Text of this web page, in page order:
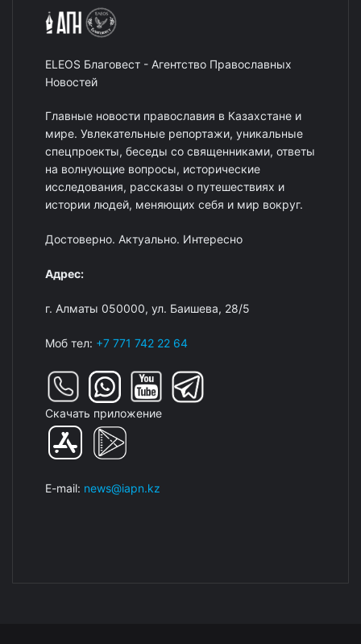
ELEOS Благовест - Агентство Православных
Новостей
Главные новости православия в Казахстане и
мире. Увлекательные репортажи, уникальные
спецпроекты, беседы со священниками, ответы
на волнующие вопросы, исторические
исследования, рассказы о путешествиях и
истории людей, меняющих себя и мир вокруг.
Достоверно. Актуально. Интересно
Адрес:
г. Алматы 050000, ул. Баишева, 28/5
Моб тел: +7 771 742 22 64
Скачать приложение
E-mail: news@iapn.kz